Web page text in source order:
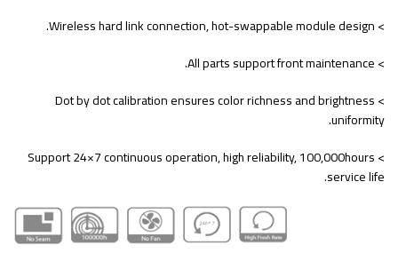
> Wireless hard link connection, hot-swappable module design.
> All parts support front maintenance.
> Dot by dot calibration ensures color richness and brightness
uniformity.
> Support 24×7 continuous operation, high reliability, 100,000hours
service life.